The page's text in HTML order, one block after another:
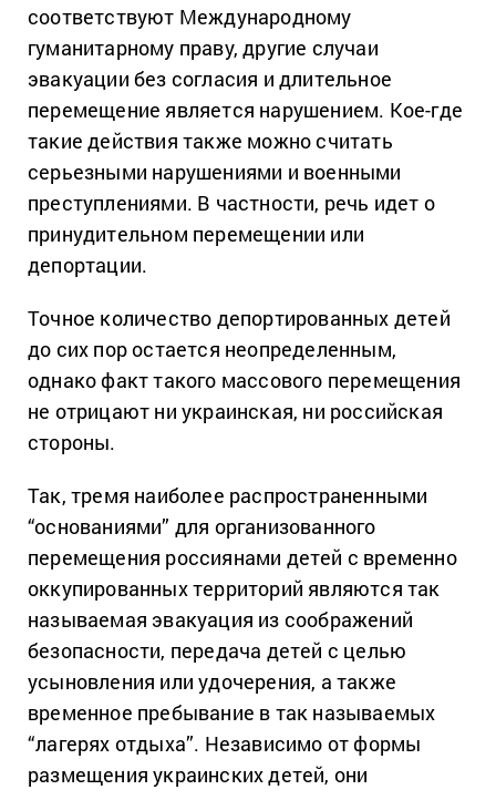
соответствуют Международному
гуманитарному праву, другие случаи
эвакуации без согласия и длительное
перемещение является нарушением. Кое-где
такие действия также можно считать
серьезными нарушениями и военными
преступлениями. В частности, речь идет о
принудительном перемещении или
депортации.
Точное количество депортированных детей
до сих пор остается неопределенным,
однако факт такого массового перемещения
не отрицают ни украинская, ни российская
стороны.
Так, тремя наиболее распространенными
“основаниями” для организованного
перемещения россиянами детей с временно
оккупированных территорий являются так
называемая эвакуация из соображений
безопасности, передача детей с целью
усыновления или удочерения, а также
временное пребывание в так называемых
“лагерях отдыха”. Независимо от формы
размещения украинских детей, они